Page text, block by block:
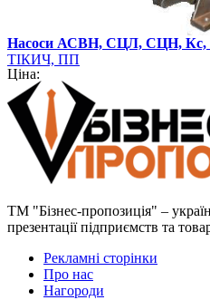
Насоси АСВН, СЦЛ, СЦН,
ТІКИЧ, ПП
Ціна:
ТМ "Бізнес-пропозиція" –
презентації підприємств та
Рекламні сторінки
Про нас
Нагороди